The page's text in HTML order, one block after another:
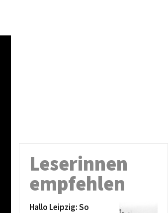
Leserinnen
empfehlen
Hallo Leipzig: So